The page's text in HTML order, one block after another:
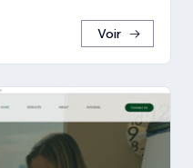
Voir